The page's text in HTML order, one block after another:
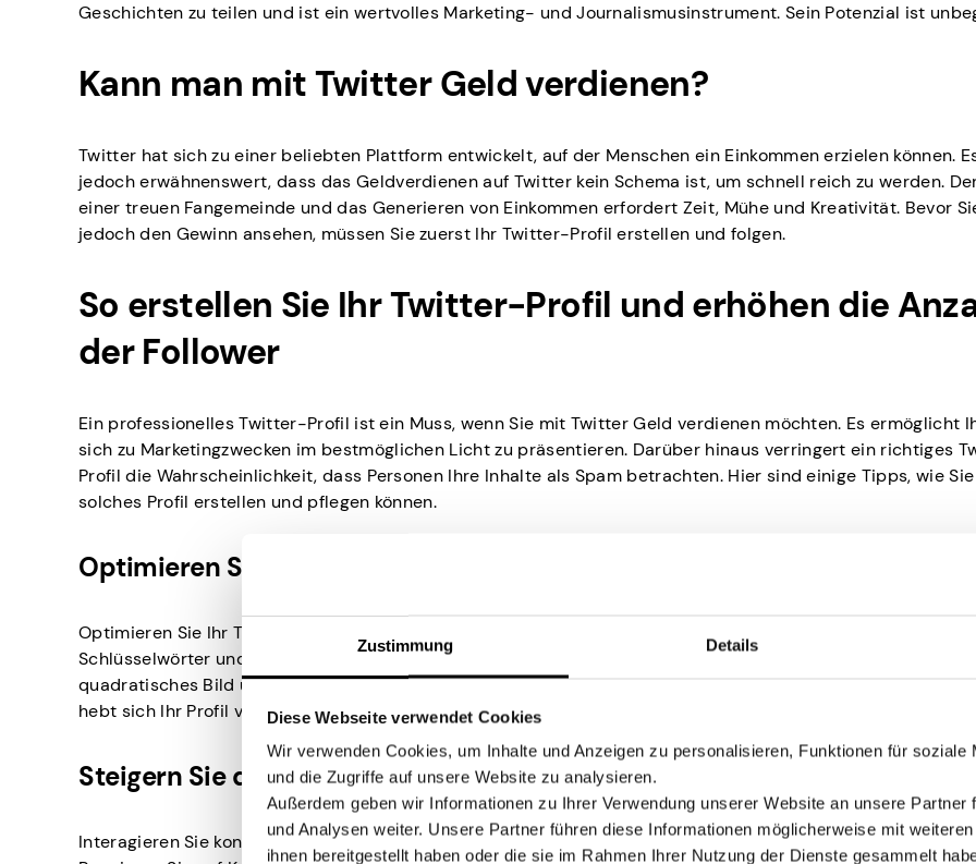
Zustimmung Details
Diese Webseite verwendet Cookies
Wir verwenden Cookies, um Inhalte und Anzeigen zu personalisieren, Funktionen für soziale
und die Zugriffe auf unsere Website zu analysieren.
Außerdem geben wir Informationen zu Ihrer Verwendung unserer Website an unsere Partner
und Analysen weiter. Unsere Partner führen diese Informationen möglicherweise mit
ihnen bereitgestellt haben oder die sie im Rahmen Ihrer Nutzung der Dienste gesammelt
Geschichten zu teilen und ist ein wertvolles Marketing- und Journalismusinstrument. Sein Potenzial ist
Kann man mit Twitter Geld verdienen?
Twitter hat sich zu einer beliebten Plattform entwickelt, auf der Menschen ein Einkommen erzielen können.
jedoch erwähnenswert, dass das Geldverdienen auf Twitter kein Schema ist, um schnell reich zu werden.
einer treuen Fangemeinde und das Generieren von Einkommen erfordert Zeit, Mühe und Kreativität. Bevor
jedoch den Gewinn ansehen, müssen Sie zuerst Ihr Twitter-Profil erstellen und folgen.
So erstellen Sie Ihr Twitter-Profil und erhöhen die
der Follower
Ein professionelles Twitter-Profil ist ein Muss, wenn Sie mit Twitter Geld verdienen möchten. Es ermöglicht
sich zu Marketingzwecken im bestmöglichen Licht zu präsentieren. Darüber hinaus verringert ein richtiges
Profil die Wahrscheinlichkeit, dass Personen Ihre Inhalte als Spam betrachten. Hier sind einige Tipps, wie
solches Profil erstellen und pflegen können.
Optimieren Sie Ihr Profil
Optimieren Sie Ihr Twitter-Profil, um Follower zu gewinnen, indem Sie ein professionelles Foto, relevante
Schlüsselwörter und einen durchsuchbaren Hashtag in Ihrer Biografie verwenden. Wählen Sie ein zentriertes
quadratisches Bild und eine Überschrift, die Ihre Marke stärken, oder ein klares Bild von sich selbst. Auf
hebt sich Ihr Profil von der Masse ab.
Steigern Sie das Online-Engagement
Interagieren Sie konsequent mit Twitter-Followern, um Loyalität aufzubauen und die Reichweite zu erhöhen.